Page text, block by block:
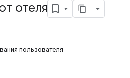
отеля
пользователя